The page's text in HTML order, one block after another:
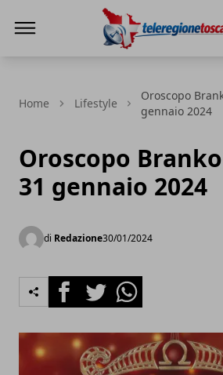
Home Lifestyle
Oroscopo
gennaio 2024
Oroscopo
31 gennaio 2024
di Redazione30/01/2024
FacebookTwitterWhatsapp